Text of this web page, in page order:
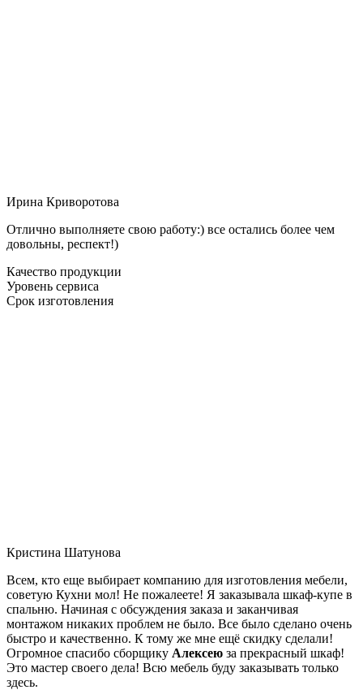
Ирина Криворотова
Отлично выполняете свою работу:) все остались более чем
довольны, респект!)
Качество продукции
Уровень сервиса
Срок изготовления
Кристина Шатунова
Всем, кто еще выбирает компанию для изготовления мебели,
советую Кухни мол! Не пожалеете! Я заказывала шкаф-купе в
спальню. Начиная с обсуждения заказа и заканчивая
монтажом никаких проблем не было. Все было сделано очень
быстро и качественно. К тому же мне ещё скидку сделали!
Огромное спасибо сборщику Алексею за прекрасный шкаф!
Это мастер своего дела! Всю мебель буду заказывать только
здесь.